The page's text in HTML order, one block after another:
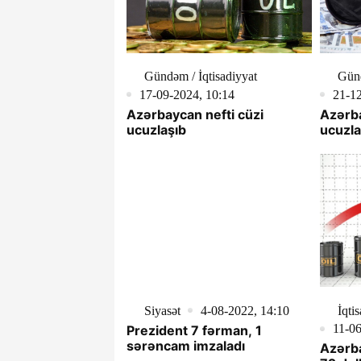
Gündəm / İqtisadiyyat
17-09-2024, 10:14
Azərbaycan nefti cüzi
ucuzlaşıb
21-
Siyasət 4-08-2022, 14:10
Prezident 7 fərman, 1
sərəncam imzaladı
11-